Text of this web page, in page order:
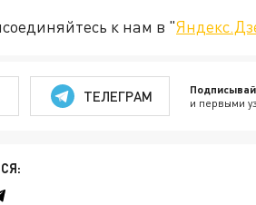
к нам в "
ТЕЛЕГРАМ и первыми